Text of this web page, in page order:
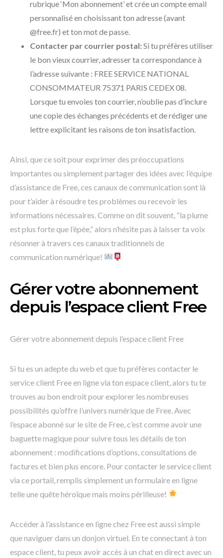
rubrique ‘Mon abonnement’ et crée un compte email
personnalisé en choisissant ton adresse (avant
@free.fr) et ton mot de passe.
Contacter par courrier postal:Si tu préfères utiliser
le bon vieux courrier, adresser ta correspondance à
l’adresse suivante : FREE SERVICE NATIONAL
CONSOMMATEUR 75371 PARIS CEDEX 08.
Lorsque tu envoies ton courrier, n’oublie pas d’inclure
une copie des échanges précédents et de rédiger une
lettre explicitant les raisons de ton insatisfaction.
Ainsi, que ce soit pour exprimer des préoccupations
importantes ou simplement partager des idées avec l’équipe
d’assistance de Free, ces canaux de communication sont là
pour t’aider à résoudre tes problèmes ou recevoir les
informations nécessaires. Comme on dit souvent, “la plume
est plus forte que l’épée,” alors n’hésite pas à laisser ta voix
résonner à travers ces canaux traditionnels de
communication numérique!
Gérer votre abonnement
depuis l’espace client Free
Gérer votre abonnement depuis l’espace client Free
Si tu es un adepte du web et que tu préfères contacter le
service client Free en ligne via ton espace client, alors tu te
trouves au bon endroit pour explorer les nombreuses
possibilités qu’offre l’univers numérique de Free. Avec
l’espace abonné sur le site de Free, c’est comme avoir une
baguette magique pour suivre tous les détails de ton
abonnement : modifications d’options, consultations de
factures et bien plus encore. Pour contacter le service client
via ce portail, remplis simplement un formulaire en ligne
telle une quête héroïque mais moins périlleuse!
Accéder à l’assistance en ligne chez Free est aussi simple
que naviguer dans un donjon virtuel. En te connectant à ton
espace client, tu peux avoir accès à un chat en direct avec un